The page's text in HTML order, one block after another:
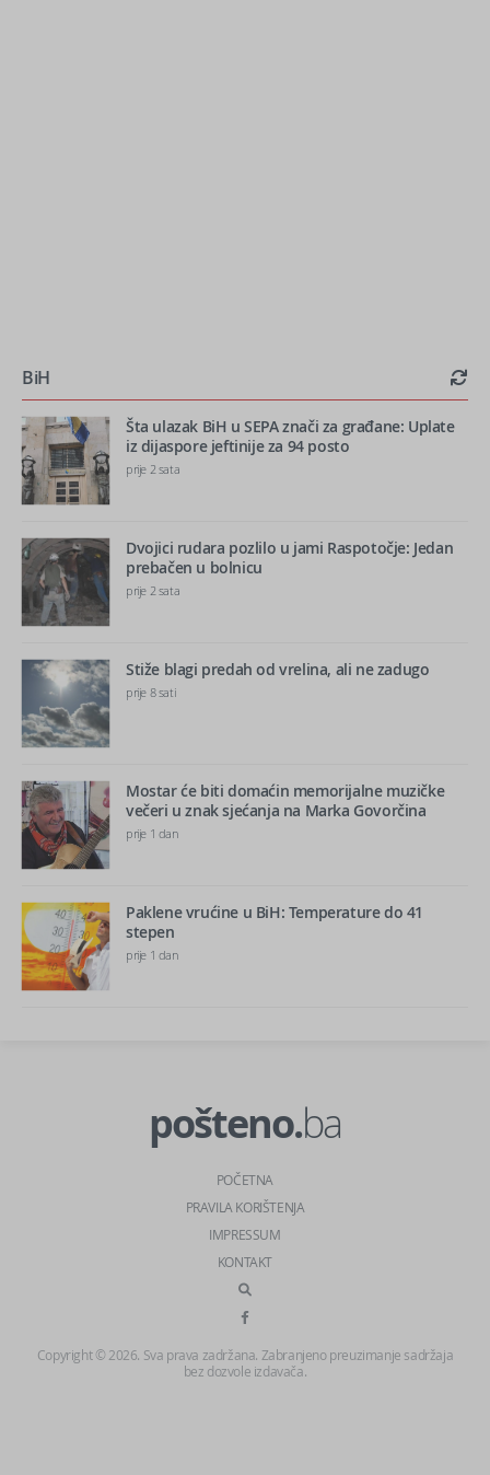
BiH
Šta ulazak BiH u SEPA znači za građane: Uplate
iz dijaspore jeftinije za 94 posto
prije 2 sata
Dvojici rudara pozlilo u jami Raspotočje: Jedan
prebačen u bolnicu
prije 2 sata
Stiže blagi predah od vrelina, ali ne zadugo
prije 8 sati
Mostar će biti domaćin memorijalne muzičke
večeri u znak sjećanja na Marka Govorčina
prije 1 dan
Paklene vrućine u BiH: Temperature do 41
stepen
prije 1 dan
pošteno.ba
POČETNA
PRAVILA KORIŠTENJA
IMPRESSUM
KONTAKT
Copyright © 2026. Sva prava zadržana. Zabranjeno preuzimanje sadržaja
bez dozvole izdavača.